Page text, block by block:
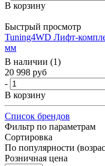
В корзину
Быстрый просмотр
Tuning4WD Лифт-
мм
В наличии (1)
20 998 руб
-
В корзину
Список брендов
Фильтр по параметрам
Сортировка
По популярности
Розничная цена